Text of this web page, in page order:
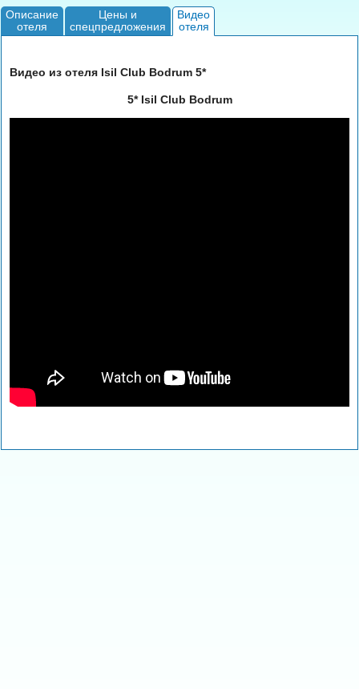
Описание
отеля
Цены и
спецпредложения
Видео
отеля
Видео из отеля Isil Club Bodrum 5*
5* Isil Club Bodrum